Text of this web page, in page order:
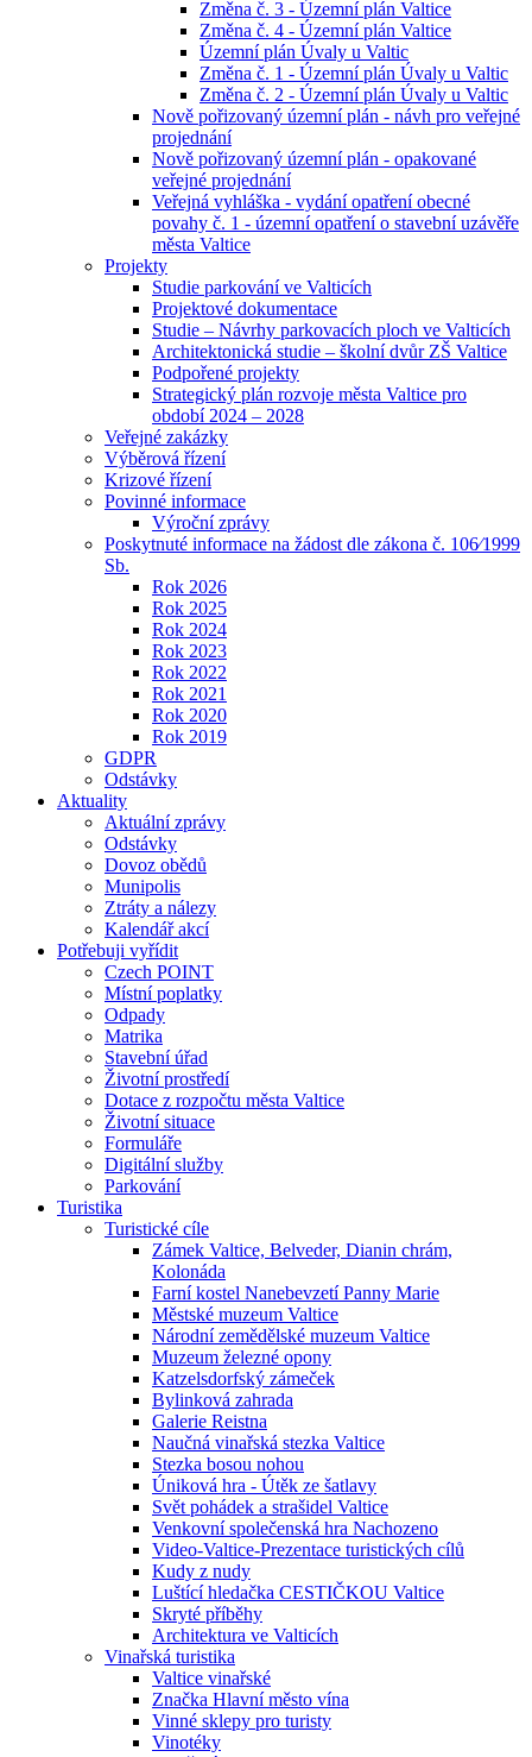
Změna č. 3 - Územní plán Valtice
Změna č. 4 - Územní plán Valtice
Územní plán Úvaly u Valtic
Změna č. 1 - Územní plán Úvaly u Valtic
Změna č. 2 - Územní plán Úvaly u Valtic
Nově pořizovaný územní plán - návh pro veřejné
projednání
Nově pořizovaný územní plán - opakované
veřejné projednání
Veřejná vyhláška - vydání opatření obecné
povahy č. 1 - územní opatření o stavební uzávěře
města Valtice
Projekty
Studie parkování ve Valticích
Projektové dokumentace
Studie – Návrhy parkovacích ploch ve Valticích
Architektonická studie – školní dvůr ZŠ Valtice
Podpořené projekty
Strategický plán rozvoje města Valtice pro
období 2024 – 2028
Veřejné zakázky
Výběrová řízení
Krizové řízení
Povinné informace
Výroční zprávy
Poskytnuté informace na žádost dle zákona č. 106⁄1999
Sb.
Rok 2026
Rok 2025
Rok 2024
Rok 2023
Rok 2022
Rok 2021
Rok 2020
Rok 2019
GDPR
Odstávky
Aktuality
Aktuální zprávy
Odstávky
Dovoz obědů
Munipolis
Ztráty a nálezy
Kalendář akcí
Potřebuji vyřídit
Czech POINT
Místní poplatky
Odpady
Matrika
Stavební úřad
Životní prostředí
Dotace z rozpočtu města Valtice
Životní situace
Formuláře
Digitální služby
Parkování
Turistika
Turistické cíle
Zámek Valtice, Belveder, Dianin chrám,
Kolonáda
Farní kostel Nanebevzetí Panny Marie
Městské muzeum Valtice
Národní zemědělské muzeum Valtice
Muzeum železné opony
Katzelsdorfský zámeček
Bylinková zahrada
Galerie Reistna
Naučná vinařská stezka Valtice
Stezka bosou nohou
Úniková hra - Útěk ze šatlavy
Svět pohádek a strašidel Valtice
Venkovní společenská hra Nachozeno
Video-Valtice-Prezentace turistických cílů
Kudy z nudy
Luštící hledačka CESTIČKOU Valtice
Skryté příběhy
Architektura ve Valticích
Vinařská turistika
Valtice vinařské
Značka Hlavní město vína
Vinné sklepy pro turisty
Vinotéky